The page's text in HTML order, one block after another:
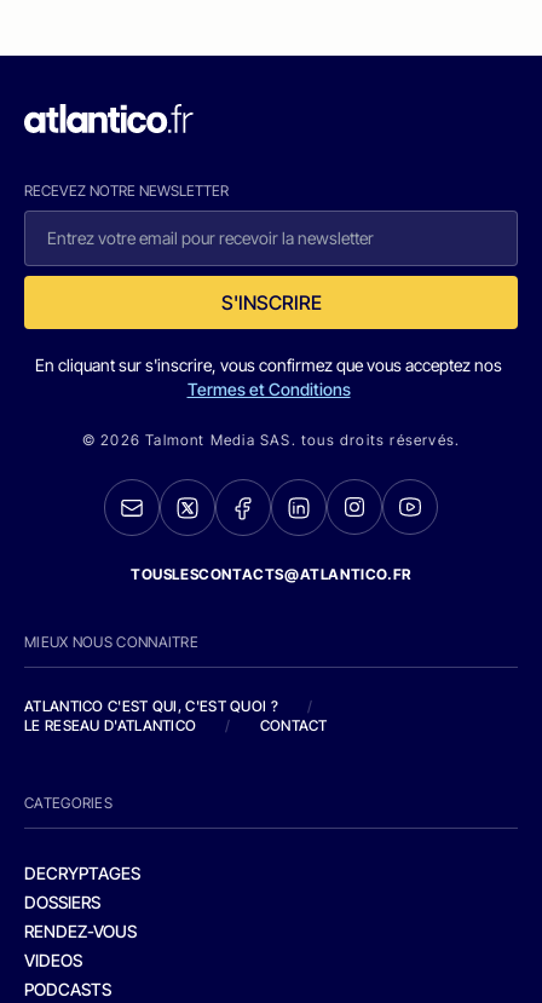
RECEVEZ NOTRE NEWSLETTER
S'INSCRIRE
En cliquant sur s'inscrire, vous confirmez que vous acceptez nos
Termes et Conditions
© 2026 Talmont Media SAS. tous droits réservés.
TOUSLESCONTACTS@ATLANTICO.FR
MIEUX NOUS CONNAITRE
ATLANTICO C'EST QUI, C'EST QUOI ?
/
LE RESEAU D'ATLANTICO
/ CONTACT
CATEGORIES
DECRYPTAGES
DOSSIERS
RENDEZ-VOUS
VIDEOS
PODCASTS